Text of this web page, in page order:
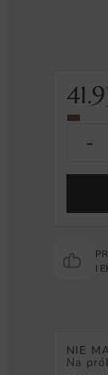
I
NIE
Na